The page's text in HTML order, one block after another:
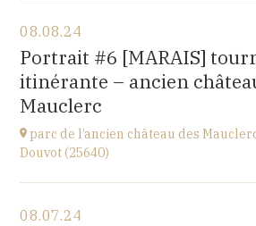
2 rue du Pont
25640 OUGNEY-DOUVOT
at21H00
08.08.24
Portrait #6 [MARAIS]
itinérante – ancien
Mauclerc
parc de l’ancien château des
Douvot (25640)
08.07.24